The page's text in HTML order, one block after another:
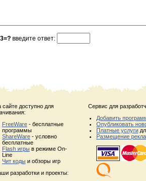
введите ответ:
сайте доступно для
FreeWare - бесплатные
программы
ShareWare - условно
бесплатные
Flash игры в режиме On-
Line
Чит коды и обзоры игр
разработки и проекты:
Сервис для
Добавить
Опубликовать
Платные услуги
Размещение